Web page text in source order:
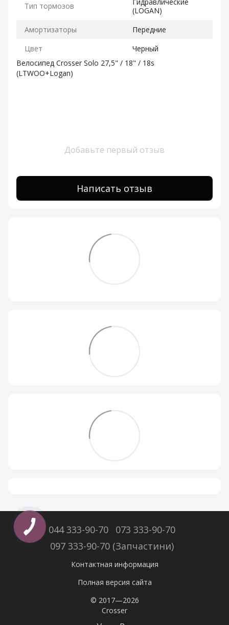
Тип тормозов
Гидравлические
(LOGAN)
Амортизаторы
Передние
Цвет
Черный
Велосипед Crosser Solo 27,5" / 18" / 18s
(LTWOO+Logan)
Добавьте первый отзыв
Написать отзыв
044 333-90-70
073 333-90-70
097 333-90-70 (Запчастини)
Контактная информация
Полная версия сайта
© 2017—2026
Crosser